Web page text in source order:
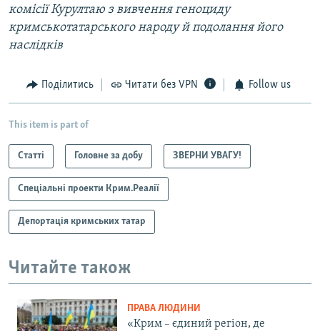
комісії Курултаю з вивчення геноциду
кримськотатарського народу й подолання його
наслідків
Поділитись Читати без VPN Follow us
This item is part of
Статті Головне за добу ЗВЕРНИ УВАГУ!
Спеціальні проекти Крим.Реалії
Депортація кримських татар
Читайте також
ПРАВА ЛЮДИНИ
«Крим – єдиний регіон, де